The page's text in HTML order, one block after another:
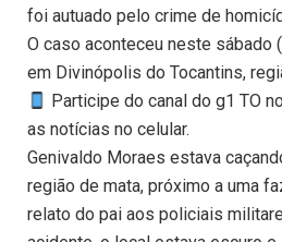
foi autuado pelo crime de
O caso aconteceu neste sábado
em Divinópolis do Tocantins,
Participe do canal do g1 TO
as notícias no celular.
Genivaldo Moraes estava
região de mata, próximo a uma
relato do pai aos policiais